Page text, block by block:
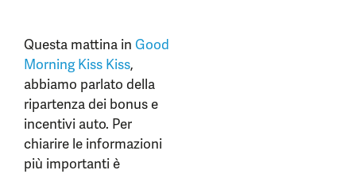
Questa mattina in Good
Morning Kiss Kiss,
abbiamo parlato della
ripartenza dei bonus e
incentivi auto. Per
chiarire le informazioni
più importanti è